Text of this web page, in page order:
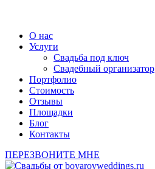
О нас
Услуги
Свадьба под ключ
Свадебный организатор
Портфолио
Стоимость
Отзывы
Площадки
Блог
Контакты
ПЕРЕЗВОНИТЕ МНЕ